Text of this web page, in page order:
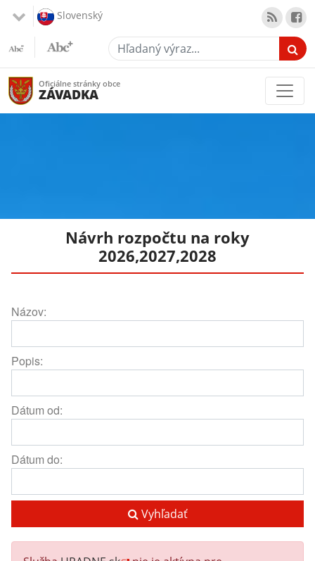
Slovenský
Hľadaný výraz...
Oficiálne stránky obce
ZÁVADKA
Návrh rozpočtu na roky
2026,2027,2028
Názov:
Popis:
Dátum od:
Dátum do:
Vyhľadať